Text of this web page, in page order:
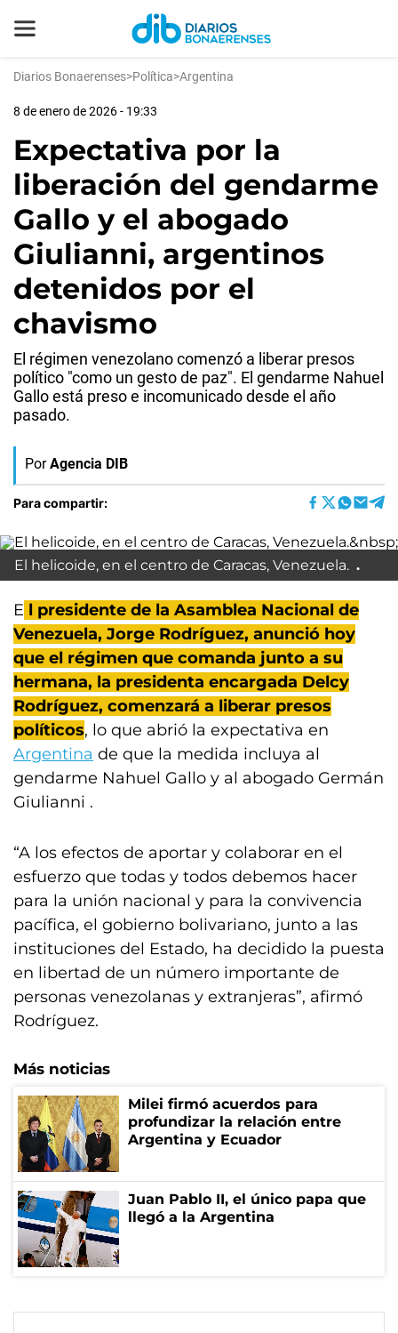
Diarios Bonaerenses>Política>Argentina
8 de enero de 2026 - 19:33
Expectativa por la
liberación del gendarme
Gallo y el abogado
Giulianni, argentinos
detenidos por el
chavismo
El régimen venezolano comenzó a liberar presos
político "como un gesto de paz". El gendarme Nahuel
Gallo está preso e incomunicado desde el año
pasado.
Por Agencia DIB
Para compartir:
El helicoide, en el centro de Caracas, Venezuela.
E l presidente de la Asamblea Nacional de
Venezuela, Jorge Rodríguez, anunció hoy
que el régimen que comanda junto a su
hermana, la presidenta encargada Delcy
Rodríguez, comenzará a liberar presos
políticos, lo que abrió la expectativa en
Argentina de que la medida incluya al
gendarme Nahuel Gallo y al abogado Germán
Giulianni .
“A los efectos de aportar y colaborar en el
esfuerzo que todas y todos debemos hacer
para la unión nacional y para la convivencia
pacífica, el gobierno bolivariano, junto a las
instituciones del Estado, ha decidido la puesta
en libertad de un número importante de
personas venezolanas y extranjeras”, afirmó
Rodríguez.
Más noticias
Milei firmó acuerdos para
profundizar la relación entre
Argentina y Ecuador
Juan Pablo II, el único papa que
llegó a la Argentina